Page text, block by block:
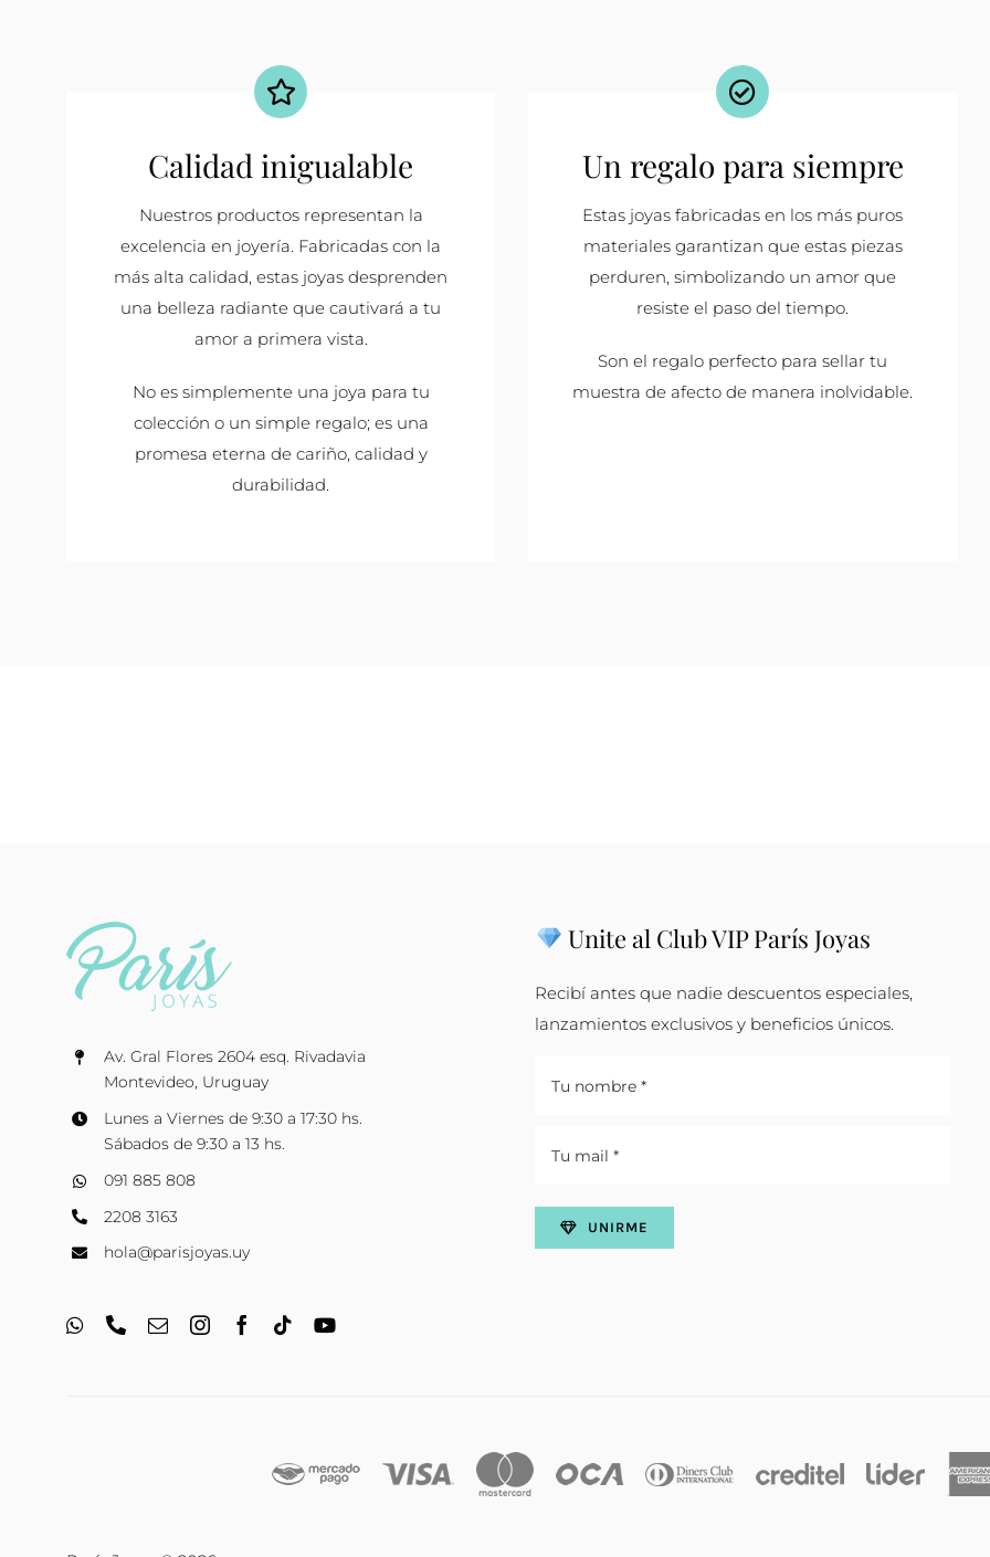
Calidad inigualable
Nuestros productos representan la
excelencia en joyería. Fabricadas con la
más alta calidad, estas joyas desprenden
una belleza radiante que cautivará a tu
amor a primera vista.
No es simplemente una joya para tu
colección o un simple regalo; es una
promesa eterna de cariño, calidad y
durabilidad.
Un regalo para siempre
Estas joyas fabricadas en los más puros
materiales garantizan que estas piezas
perduren, simbolizando un amor que
resiste el paso del tiempo.
Son el regalo perfecto para sellar tu
muestra de afecto de manera inolvidable.
Av. Gral Flores 2604 esq. Rivadavia
Montevideo, Uruguay
Lunes a Viernes de 9:30 a 17:30 hs.
Sábados de 9:30 a 13 hs.
091 885 808
2208 3163
hola@parisjoyas.uy
Unite al Club VIP París Joyas
Recibí antes que nadie descuentos especiales,
lanzamientos exclusivos y beneficios únicos.
UNIRME